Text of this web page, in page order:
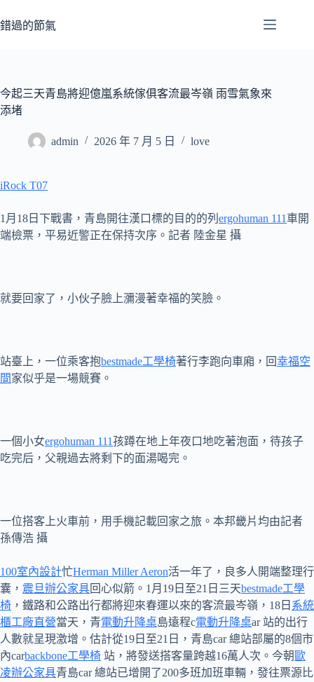
至
容
錯過的節氣
今起三天青島將迎億嵐系統傢俱客流最岑嶺 雨雪氣象來
添堵
admin 2026 年 7 月 5 日 love
iRock T07
1月18日下戰書，青島開往漢口標的目的的列 ergohuman 111車開
端檢票，平易近警正在保持次序。記者 陸金星 攝
就要回家了，小伙子臉上瀰漫著幸福的笑臉。
站臺上，一位乘客抱bestmade工學椅著行李跑向車廂，回幸福空
間家似乎是一場競賽。
一個小女ergohuman 111孩蹲在地上年夜口地吃著泡面，待孩子
吃完后，父親過去將剩下的面湯喝完。
一位搭客上火車前，用手機記載回家之旅。本邦畿片均由記者
孫傳浩 攝
100室內設計忙Herman Miller Aeron活一年了，良多人開端整理行
囊， 震旦辦公家具回心似箭。1月19日至21日三天bestmade工學
椅 ，鐵路和公路出行都將迎來春運以來的客流最岑嶺，18日 系統
櫃工廠直營當天，青電動升降桌島遠程c電動升降桌ar 站的出行
人數就呈現激增。估計從19日至21日，青島car 總站部屬的8個市
內carbackbone工學椅 站，將發送搭客量跨越16萬人次。今朝 歐
凌辦公家具青島car 總站已增開了200多班加班車輛，發往票源比